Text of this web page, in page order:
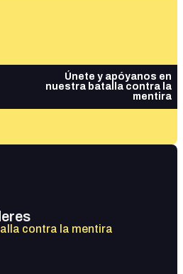
Únete y apóyanos en
nuestra batalla contra la
mentira
contra la mentira